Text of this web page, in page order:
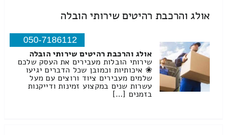
אולג והרכבת רהיטים שירותי הובלה
050-7186112
אולג והרכבת רהיטים שירותי הובלה
שירותי הובלות מעבירים את העסק שלכם
❀ איכותיות וכמובן שכל הדברים יגיעו
שלמים מעבירים ציוד ורוצים עם מעל
עשרות שנים במקצוע זמינות ודייקנות
בזמנים […]